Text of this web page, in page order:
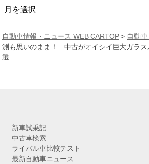
ア
カ
イ
ブ
自動車情報・ニュース WEB CARTOP > 自動
測も思いのまま！ 中古がオイシイ巨大ガラス
選
新車試乗記
中古車検索
ライバル車比較テスト
最新自動車ニュース